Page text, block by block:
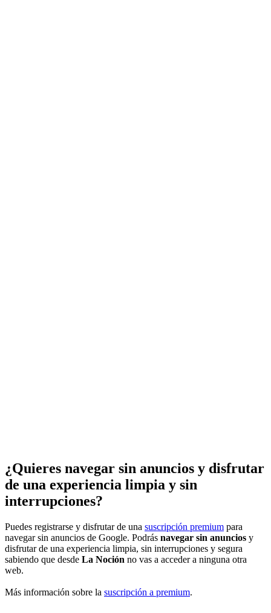
¿Quieres navegar sin anuncios y disfrutar
de una experiencia limpia y sin
interrupciones?
Puedes registrarse y disfrutar de una suscripción premium para
navegar sin anuncios de Google. Podrás navegar sin anuncios y
disfrutar de una experiencia limpia, sin interrupciones y segura
sabiendo que desde La Noción no vas a acceder a ninguna otra
web.
Más información sobre la suscripción a premium.